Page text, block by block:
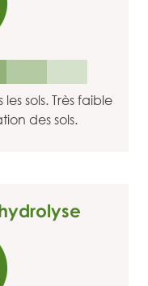
sols. Très faible
des sols.